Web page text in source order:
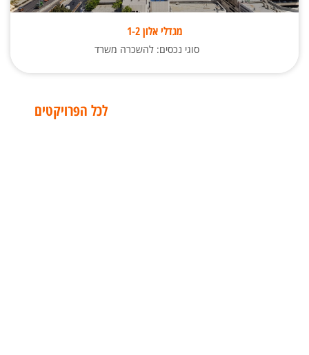
מגדלי אלון 1-2
סוגי נכסים: להשכרה משרד
לכל הפרויקטים